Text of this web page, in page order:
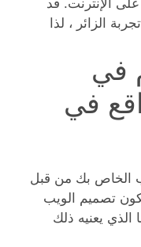
على الإنترنت. قد
الزائر ، لذا
في
في
الخاص بك من قبل
تصميم الويب
يعنيه ذلك